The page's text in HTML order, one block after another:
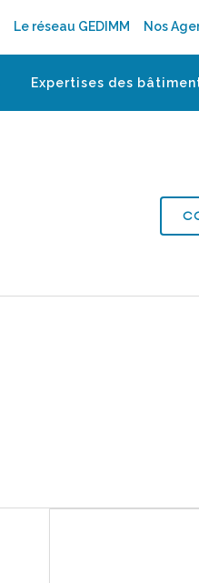
Le réseau GEDIMM Nos
Expertises des